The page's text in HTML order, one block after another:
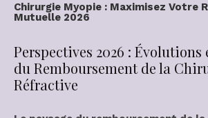
Chirurgie Myopie : Maximisez Votre
Mutuelle 2026
Perspectives 2026 : Évolutions
du Remboursement de la
Réfractive